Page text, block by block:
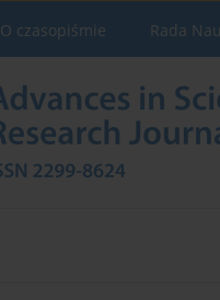
O czasopiśmie Rada